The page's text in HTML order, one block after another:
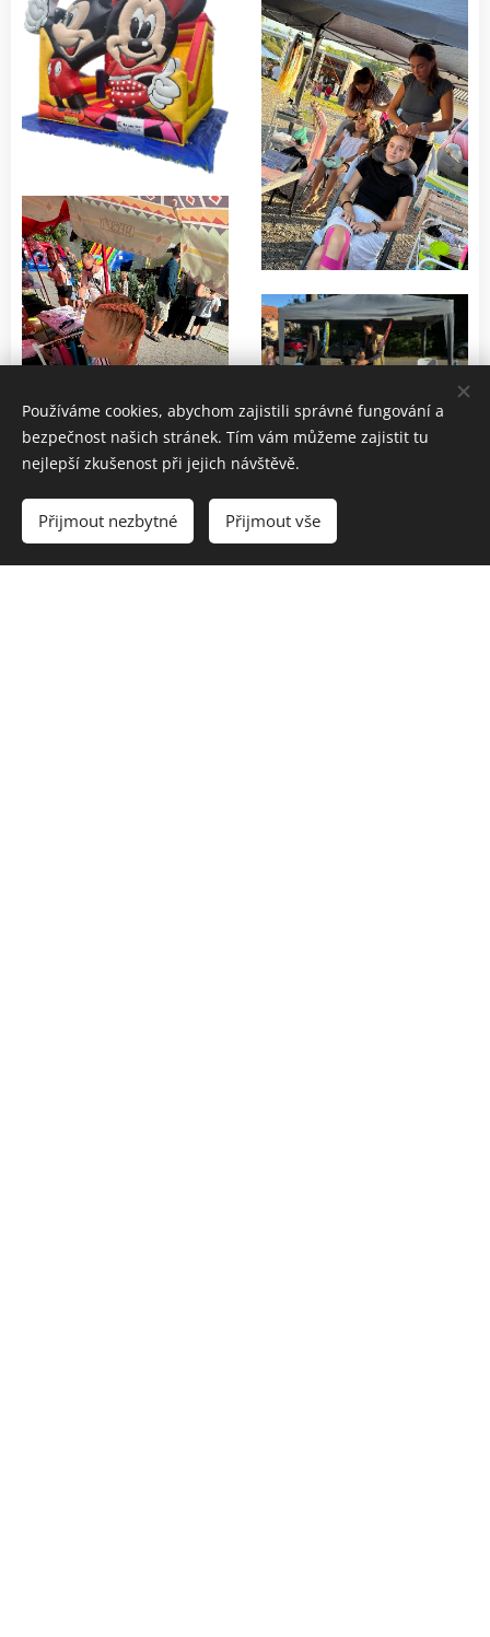
Používáme cookies, abychom zajistili správné fungování a
bezpečnost našich stránek. Tím vám můžeme zajistit tu
nejlepší zkušenost při jejich návštěvě.
Přijmout nezbytné Přijmout vše